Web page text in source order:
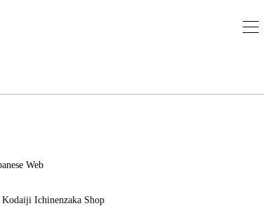
Web
Ichinenzaka Shop